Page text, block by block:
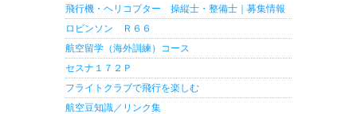
飛行機・ヘリコプター 操縦士・整備士｜募集情報
ロビンソン Ｒ６６
航空留学（海外訓練）コース
セスナ１７２Ｐ
フライトクラブで飛行を楽しむ
航空豆知識／リンク集